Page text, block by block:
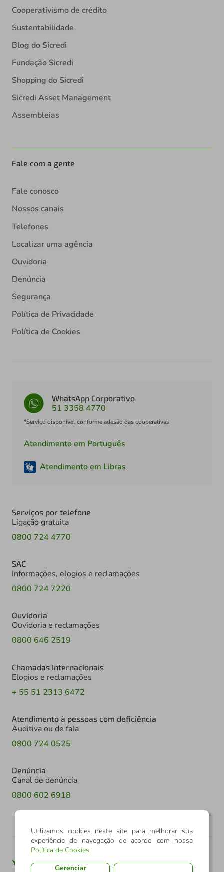
Cooperativismo de crédito
Sustentabilidade
Blog do Sicredi
Fundação Sicredi
Shopping do Sicredi
Sicredi Asset Management
Assembleias
Fale com a gente
Fale conosco
Nossos canais
Telefones
Localizar uma agência
Ouvidoria
Denúncia
Segurança
Política de Privacidade
Política de Cookies
WhatsApp Corporativo
51 3358 4770
*Serviço disponível conforme adesão das cooperativas
Atendimento em Português
Atendimento em Libras
Serviços por telefone
Ligação gratuita
0800 724 4770
SAC
Informações, elogios e reclamações
0800 724 7220
Ouvidoria
Ouvidoria e reclamações
0800 646 2519
Chamadas Internacionais
Elogios e reclamações
+ 55 51 2313 6472
Atendimento à pessoas com deficiência
Auditiva ou de fala
0800 724 0525
Denúncia
Canal de denúncia
0800 602 6918
Youtube Twitter Linkedin Instagram
Utilizamos cookies neste site para melhorar sua
experiência de navegação de acordo com nossa
Política de Cookies.
Gerenciar